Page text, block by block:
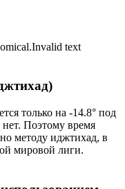
text
только на -14.8° под
Поэтому время
методу иджтихад, в
мировой лиги.